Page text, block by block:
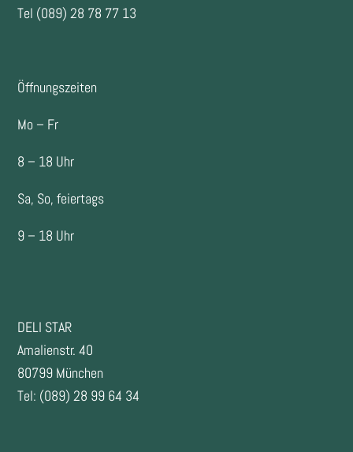
Tel (089) 28 78 77 13
Öffnungszeiten
Mo – Fr
8 – 18 Uhr
Sa, So, feiertags
9 – 18 Uhr
DELI STAR
Amalienstr. 40
80799 München
Tel: (089) 28 99 64 34